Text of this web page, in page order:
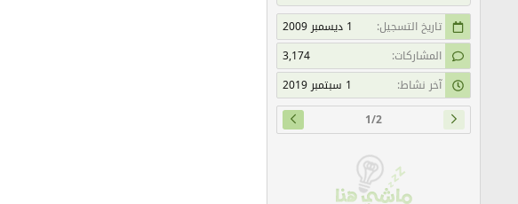
تاريخ التسجيل
1 ديسمبر 2009
المشاركات
3,174
آخر نشاط
1 سبتمبر 2019
1/2